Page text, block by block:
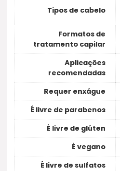
Tipos de cabelo
Formatos de
tratamento capilar
Aplicações
recomendadas
Requer enxágue
É livre de parabenos
É livre de glúten
É vegano
É livre de sulfatos